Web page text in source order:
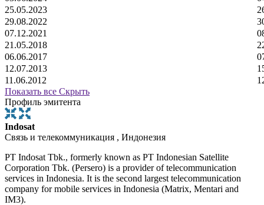
25.05.2023
29.08.2022
07.12.2021
21.05.2018
06.06.2017
12.07.2013
11.06.2012
Показать все Скрыть
Профиль эмитента
Indosat
Связь и телекоммуникация , Индонезия
PT Indosat Tbk., formerly known as PT Indonesian Satellite
Corporation Tbk. (Persero) is a provider of telecommunication
services in Indonesia. It is the second largest telecommunication
company for mobile services in Indonesia (Matrix, Mentari and
IM3).